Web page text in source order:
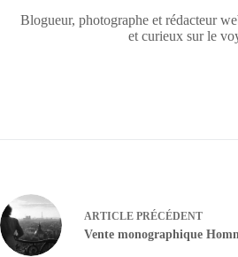
Blogueur, photographe et rédacteur
et curieux sur le
ARTICLE PRÉCÉDENT
Vente monographique